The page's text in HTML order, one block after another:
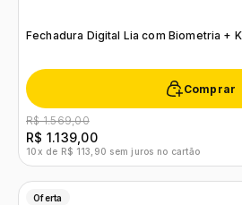
Fechadura Digital Lia com Biometria +
Comprar
R$ 1.569,00
R$ 1.139,00
10x de R$ 113,90 sem juros no cartão
Oferta